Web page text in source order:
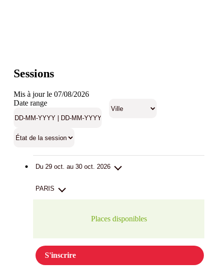
Sessions
Mis à jour le 07/08/2026
Date range
Du 29 oct. au 30 oct. 2026
PARIS
Places disponibles
S'inscrire